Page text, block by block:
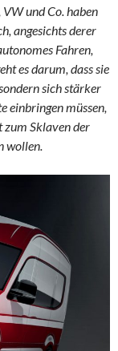
und Co. haben
angesichts derer
Fahren,
es darum, dass sie
sich stärker
einbringen müssen,
zum Sklaven der
wollen.